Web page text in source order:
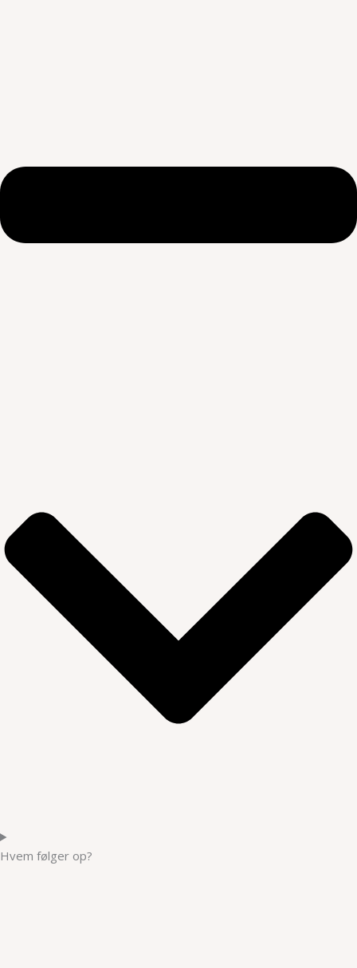
Hvem følger op?